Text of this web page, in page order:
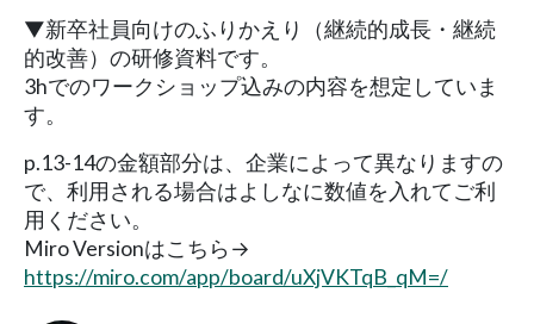
▼新卒社員向けのふりかえり（継続的成長・継続
的改善）の研修資料です。
3hでのワークショップ込みの内容を想定していま
す。
p.13-14の金額部分は、企業によって異なりますの
で、利用される場合はよしなに数値を入れてご利
用ください。
Miro Versionはこちら→
https://miro.com/app/board/uXjVKTqB_qM=/